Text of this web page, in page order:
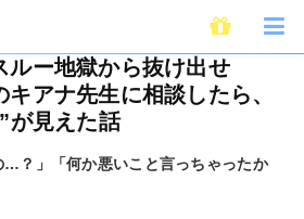
既読スルー地獄から抜け出せた…！ピュアリの
ルー地獄から抜け出せ
アナ先生に相談したら、
が見えた話
…？」「何か悪いこと言っちゃったか